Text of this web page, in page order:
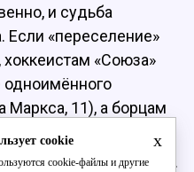
и судьба
Если «переселение»
хоккеистам «Союза»
одноимённого
Маркса, 11), а борцам
(ул. Мира, 46).
x
cookie
cookie-файлы и другие